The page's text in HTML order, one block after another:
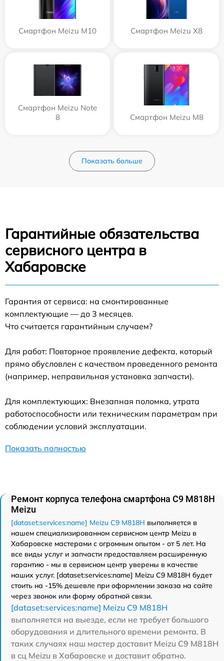
Смартфон Meizu M10 Смартфон Meizu X8
Смартфон Meizu Note
8
Смартфон Meizu M8
Показать больше
Гарантийные обязательства
сервисного центра в
Хабаровске
Гарантия от сервиса: на смонтированные
комплектующие — до 3 месяцев.
Что считается гарантийным случаем?
Для работ: Повторное проявление дефекта, который
прямо обусловлен с качеством проведенного ремонта
(например, неправильная установка запчасти).
Для комплектующих: Внезапная поломка, утрата
работоспособности или техническим параметрам при
соблюдении условий эксплуатации.
Показать полностью
Ремонт корпуса телефона смартфона C9 M818H
Meizu
[dataset:services:name] Meizu C9 M818H выполняется в
нашем специализированном сервисном центр Meizu в
Хабаровске мастерами с огромным опытом - от 5 лет. На
все виды услуг и запчасти предоставляем расширенную
гарантию - мы в сервисном центр уверены в качестве
наших услуг. [dataset:services:name] Meizu C9 M818H будет
стоить на -15% дешевле при оформлении заказа на сайте
через звонок или форму обратной связи.
[dataset:services:name] Meizu C9 M818H
выполняется на выезде, если не требует большого
оборудования и длительного времени ремонта. В
таких случаях наш мастер доставит Meizu C9 M818H
в сц Meizu в Хабаровске и доставит обратно.